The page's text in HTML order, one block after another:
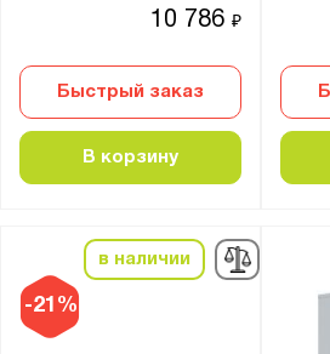
10 786₽
Быстрый заказ
В корзину
-21%
в наличии